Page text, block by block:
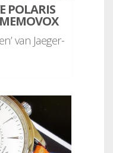
POLARIS
van Jaeger-